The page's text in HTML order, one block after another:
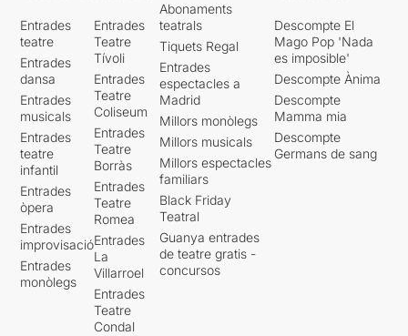
Entrades
teatre
Entrades
dansa
Entrades
musicals
Entrades
teatre
infantil
Entrades
òpera
Entrades
improvisació
Entrades
monòlegs
Entrades
Teatre
Tívoli
Entrades
Teatre
Coliseum
Entrades
Teatre
Borràs
Entrades
Teatre
Romea
Entrades
La
Villarroel
Entrades
Teatre
Condal
Abonaments
teatrals
Tiquets Regal
Entrades
espectacles a
Madrid
Millors monòlegs
Millors musicals
Millors espectacles
familiars
Black Friday
Teatral
Guanya entrades
de teatre gratis -
concursos
Descompte El
Mago Pop 'Nada
es imposible'
Descompte Ànima
Descompte
Mamma mia
Descompte
Germans de sang